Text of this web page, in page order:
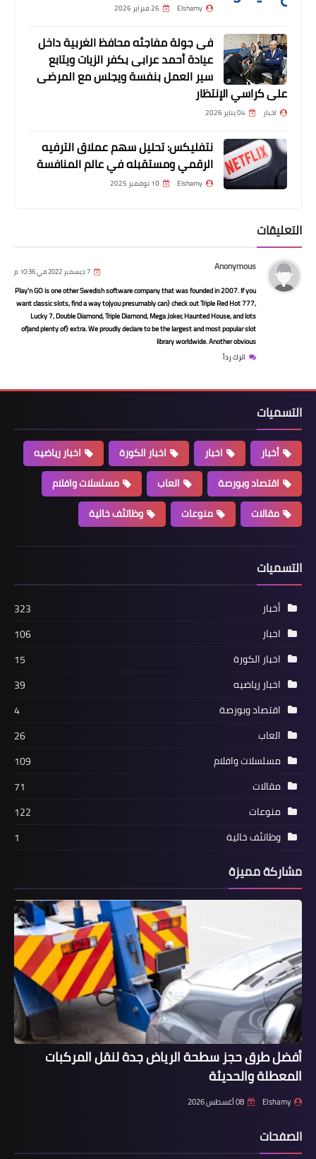
مسلسلات وافلام
افلام رعب | SPIRAL: FROM THE BOOK OF
SAW 2021 | اون لاين | حريتي
مسلسلات وافلام
افلام رعب | THE HORRIFIC EVIL
MONSTERS 2021 | اون لاين | حريتي
....
| اون لاين |حريتي
مسلسلات وافلام
افلام رعب | MORBIUS 2021 | اون لاين |
مسلسلات وافلام
افلام رعب | MUMMY RESURGANCE2021
| اون لاين | حريتي | انبعاث المومياء
Elshamy 26 فبراير 2026
فى جولة مفاجئه محافظ الغربية داخل
عيادة أحمد عرابى بكفر الزيات ويتابع
سير العمل بنفسة ويجلس مع المرضى
على كراسي الإنتظار
اخبار 04 يناير 2026
نتفليكس: تحليل سهم عملاق الترفيه
الرقمي ومستقبله في عالم المنافسة
Elshamy 10 نوفمبر 2025
التعليقات
Anonymous 7 ديسمبر 2022 في 10:36 م
Play’n GO is one other Swedish software company that was founded in 2007. If you
want classic slots, find a way to|you presumably can} check out Triple Red Hot 777,
Lucky 7, Double Diamond, Triple Diamond, Mega Joker, Haunted House, and lots
of|and plenty of} extra. We proudly declare to be the largest and most popular slot
library worldwide. Another obvious
اترك رداً
التسميات
أخبار اخبار اخبار الكورة
اخبار رياضيه
اقتصاد وبورصة
العاب
مسلسلات وافلام
مقالات
منوعات وظاتئف خالية
التسميات
أخبار
323
اخبار
106
اخبار الكورة
15
اخبار رياضيه
39
اقتصاد وبورصة
4
العاب
26
مسلسلات وافلام
109
مقالات
71
منوعات
122
وظاتئف خالية
1
مشاركة مميزة
أفضل طرق حجز سطحة الرياض جدة لنقل المركبات
المعطلة والحديثة
Elshamy 08 أغسطس 2026
الصفحات